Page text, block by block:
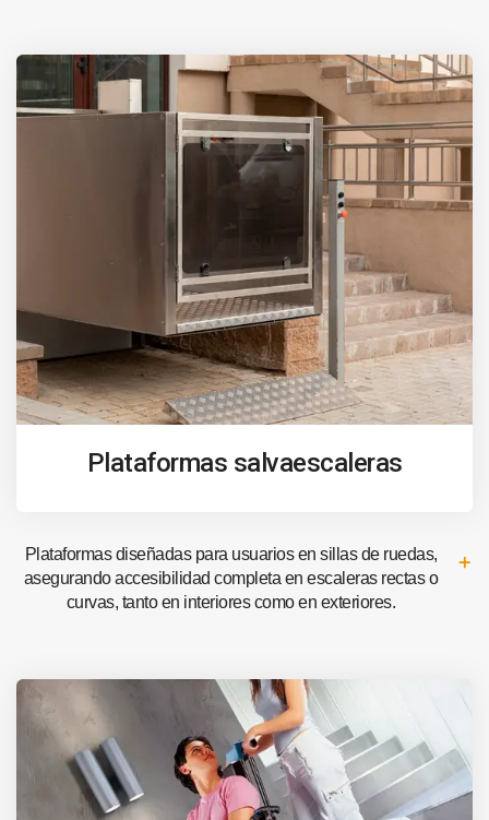
Plataformas salvaescaleras
Plataformas diseñadas para usuarios en sillas de ruedas,
asegurando accesibilidad completa en escaleras rectas o
curvas, tanto en interiores como en exteriores.